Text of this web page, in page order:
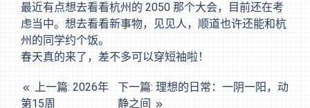
最近有点想去看看杭州的 2050 那个大会，目前还在考
虑当中。想去看看新事物，见见人，顺道也许还能和杭
州的同学约个饭。
春天真的来了，差不多可以穿短袖啦！
上一篇: 2026年
第15周
下一篇: 理想的日常：一阴一阳，动
静之间